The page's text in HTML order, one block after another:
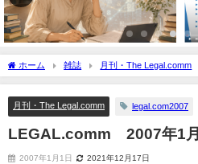
ホーム 雑誌 月刊・The Legal.comm
月刊・The Legal.comm legal.com2007
LEGAL.comm 2007年1月
2007年1月1日 2021年12月17日